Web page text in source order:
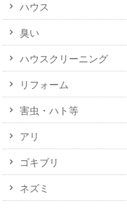
ハウス
臭い
ハウスクリーニング
リフォーム
害虫・ハト等
アリ
ゴキブリ
ネズミ